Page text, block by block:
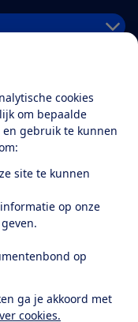
cookies
om bepaalde
gebruik te kunnen
site te kunnen
op onze
op
ga je akkoord met
cookies.
YoutubeLinkedIn